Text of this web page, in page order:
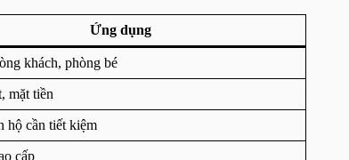
Ứng dụng
khách, phòng bé
mặt tiền
hộ cần tiết kiệm
cấp